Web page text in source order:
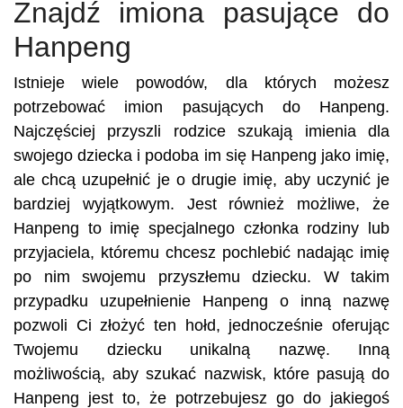
Znajdź imiona pasujące do
Hanpeng
Istnieje wiele powodów, dla których możesz
potrzebować imion pasujących do Hanpeng.
Najczęściej przyszli rodzice szukają imienia dla
swojego dziecka i podoba im się Hanpeng jako imię,
ale chcą uzupełnić je o drugie imię, aby uczynić je
bardziej wyjątkowym. Jest również możliwe, że
Hanpeng to imię specjalnego członka rodziny lub
przyjaciela, któremu chcesz pochlebić nadając imię
po nim swojemu przyszłemu dziecku. W takim
przypadku uzupełnienie Hanpeng o inną nazwę
pozwoli Ci złożyć ten hołd, jednocześnie oferując
Twojemu dziecku unikalną nazwę. Inną
możliwością, aby szukać nazwisk, które pasują do
Hanpeng jest to, że potrzebujesz go do jakiegoś